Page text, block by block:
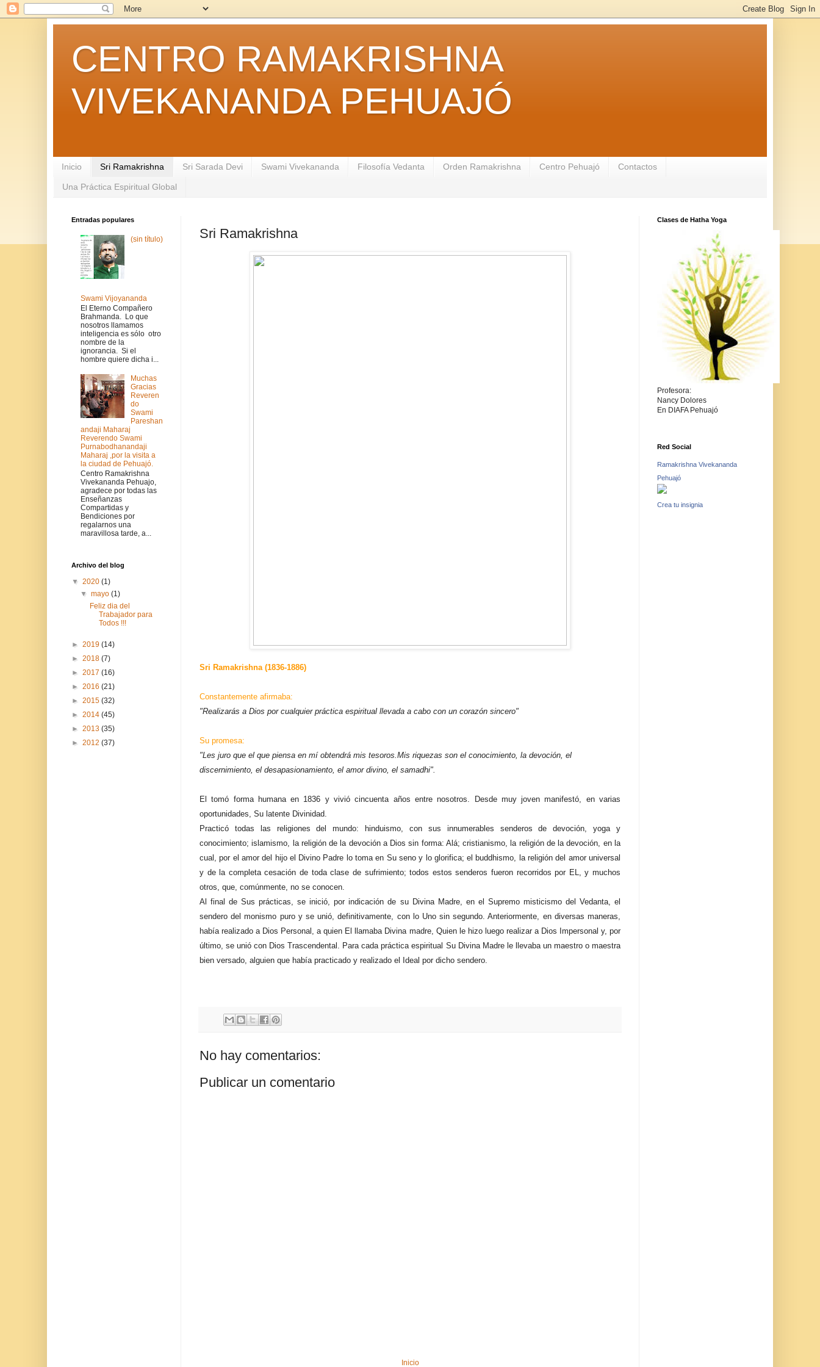
CENTRO RAMAKRISHNA
VIVEKANANDA PEHUAJÓ
Inicio Sri Ramakrishna Sri Sarada Devi Swami Vivekananda Filosofía Vedanta Orden Ramakrishna Centro Pehuajó Contactos
Una Práctica Espiritual Global
Sri Ramakrishna
Sri Ramakrishna (1836-1886)
Constantemente afirmaba:
"Realizarás a Dios por cualquier práctica espiritual llevada a cabo con un corazón sincero"
Su promesa:
"Les juro que el que piensa en mí obtendrá mis tesoros.Mis riquezas son el conocimiento, la devoción, el
discernimiento, el desapasionamiento, el amor divino, el samadhi".
El tomó forma humana en 1836 y vivió cincuenta años entre nosotros. Desde muy joven manifestó, en varias
oportunidades, Su latente Divinidad.
Practicó todas las religiones del mundo: hinduismo, con sus innumerables senderos de devoción, yoga y
conocimiento; islamismo, la religión de la devoción a Dios sin forma: Alá; cristianismo, la religión de la devoción, en la
cual, por el amor del hijo el Divino Padre lo toma en Su seno y lo glorifica; el buddhismo, la religión del amor universal
y de la completa cesación de toda clase de sufrimiento; todos estos senderos fueron recorridos por EL, y muchos
otros, que, comúnmente, no se conocen.
Al final de Sus prácticas, se inició, por indicación de su Divina Madre, en el Supremo misticismo del Vedanta, el
sendero del monismo puro y se unió, definitivamente, con lo Uno sin segundo. Anteriormente, en diversas maneras,
había realizado a Dios Personal, a quien El llamaba Divina madre, Quien le hizo luego realizar a Dios Impersonal y, por
último, se unió con Dios Trascendental. Para cada práctica espiritual Su Divina Madre le llevaba un maestro o maestra
bien versado, alguien que había practicado y realizado el Ideal por dicho sendero.
No hay comentarios:
Publicar un comentario
Inicio
Entradas populares
(sin título)
Swami Vijoyananda
El Eterno Compañero
Brahmanda. Lo que
nosotros llamamos
inteligencia es sólo otro
nombre de la
ignorancia. Si el
hombre quiere dicha i...
Muchas
Gracias
Reveren
do
Swami
Pareshan
andaji Maharaj
Reverendo Swami
Purnabodhanandaji
Maharaj ,por la visita a
la ciudad de Pehuajó.
Centro Ramakrishna
Vivekananda Pehuajo,
agradece por todas las
Enseñanzas
Compartidas y
Bendiciones por
regalarnos una
maravillosa tarde, a...
Archivo del blog
▼ 2020 (1)
▼mayo(1)
Feliz dia del
Trabajador para
Todos !!!
► 2019 (14)
► 2018 (7)
► 2017 (16)
► 2016 (21)
► 2015 (32)
► 2014 (45)
► 2013 (35)
► 2012 (37)
Clases de Hatha Yoga
Profesora:
Nancy Dolores
En DIAFA Pehuajó
Red Social
Ramakrishna Vivekananda
Pehuajó
Crea tu insignia